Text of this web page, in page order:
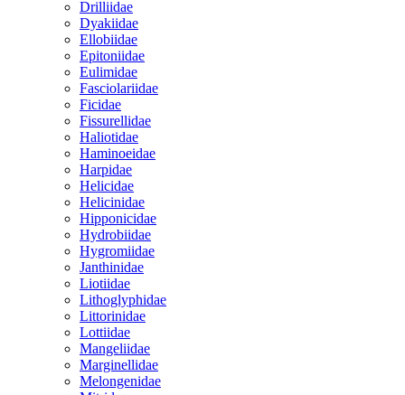
Drilliidae
Dyakiidae
Ellobiidae
Epitoniidae
Eulimidae
Fasciolariidae
Ficidae
Fissurellidae
Haliotidae
Haminoeidae
Harpidae
Helicidae
Helicinidae
Hipponicidae
Hydrobiidae
Hygromiidae
Janthinidae
Liotiidae
Lithoglyphidae
Littorinidae
Lottiidae
Mangeliidae
Marginellidae
Melongenidae